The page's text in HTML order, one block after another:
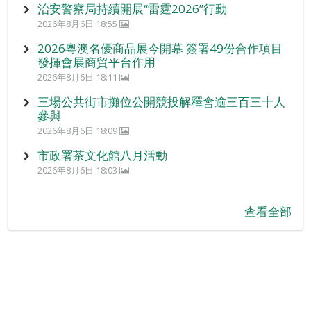
治安警察局持續開展“雷霆2026”行動
2026年8月6日 18:55
2026粵澳名優商品展今開幕 簽署49份合作項目
發揮會展商貿平台作用
2026年8月6日 18:11
三場公共街市攤位公開競投解釋會逾三百三十人
參與
2026年8月6日 18:09
市政署茶文化館八月活動
2026年8月6日 18:03
查看全部